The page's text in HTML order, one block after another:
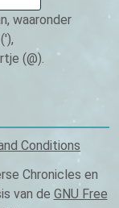
waaronder
(@).
Conditions
Chronicles en
van de GNU Free